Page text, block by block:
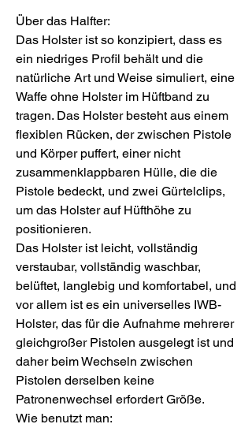
Über das Halfter:
Das Holster ist so konzipiert, dass es
ein niedriges Profil behält und die
natürliche Art und Weise simuliert, eine
Waffe ohne Holster im Hüftband zu
tragen. Das Holster besteht aus einem
flexiblen Rücken, der zwischen Pistole
und Körper puffert, einer nicht
zusammenklappbaren Hülle, die die
Pistole bedeckt, und zwei Gürtelclips,
um das Holster auf Hüfthöhe zu
positionieren.
Das Holster ist leicht, vollständig
verstaubar, vollständig waschbar,
belüftet, langlebig und komfortabel, und
vor allem ist es ein universelles IWB-
Holster, das für die Aufnahme mehrerer
gleichgroßer Pistolen ausgelegt ist und
daher beim Wechseln zwischen
Pistolen derselben keine
Patronenwechsel erfordert Größe.
Wie benutzt man: